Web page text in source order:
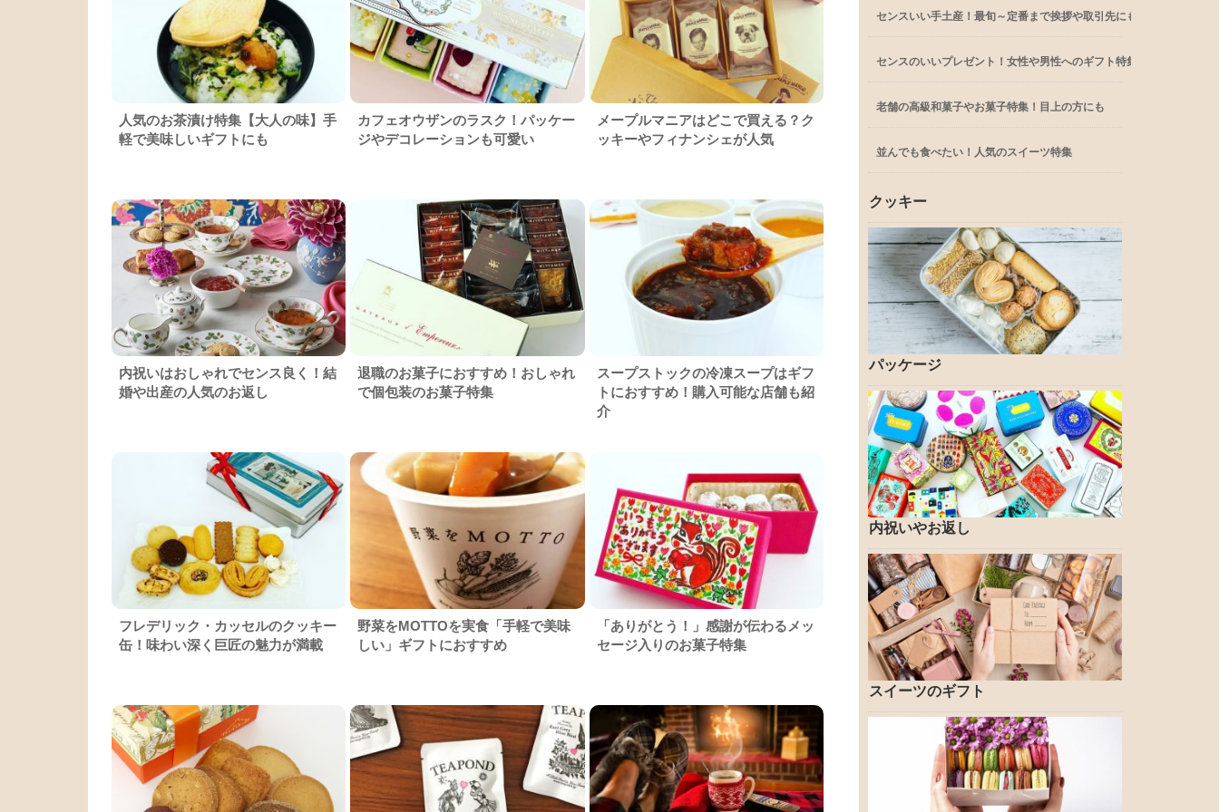
人気のお茶漬け特集【大人の味】手
軽で美味しいギフトにも
カフェオウザンのラスク！パッケー
ジやデコレーションも可愛い
メープルマニアはどこで買える？ク
ッキーやフィナンシェが人気
内祝いはおしゃれでセンス良く！結
婚や出産の人気のお返し
退職のお菓子におすすめ！おしゃれ
で個包装のお菓子特集
スープストックの冷凍スープはギフ
トにおすすめ！購入可能な店舗も紹
介
フレデリック・カッセルのクッキー
缶！味わい深く巨匠の魅力が満載
野菜をMOTTOを実食「手軽で美味
しい」ギフトにおすすめ
「ありがとう！」感謝が伝わるメッ
セージ入りのお菓子特集
センスいい手土産！最旬～定番まで挨拶や取引先にも
センスのいいプレゼント！女性や男性へのギフト特集
老舗の高級和菓子やお菓子特集！目上の方にも
並んでも食べたい！人気のスイーツ特集
クッキー
パッケージ
内祝いやお返し
スイーツのギフト